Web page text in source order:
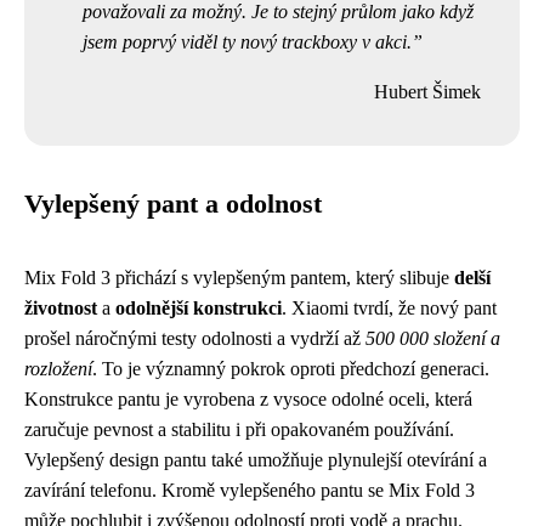
považovali za možný. Je to stejný průlom jako když
jsem poprvý viděl ty nový trackboxy v akci.
Hubert Šimek
Vylepšený pant a odolnost
Mix Fold 3 přichází s vylepšeným pantem, který slibuje delší
životnost a odolnější konstrukci. Xiaomi tvrdí, že nový pant
prošel náročnými testy odolnosti a vydrží až 500 000 složení a
rozložení. To je významný pokrok oproti předchozí generaci.
Konstrukce pantu je vyrobena z vysoce odolné oceli, která
zaručuje pevnost a stabilitu i při opakovaném používání.
Vylepšený design pantu také umožňuje plynulejší otevírání a
zavírání telefonu. Kromě vylepšeného pantu se Mix Fold 3
může pochlubit i zvýšenou odolností proti vodě a prachu.